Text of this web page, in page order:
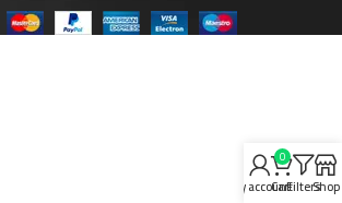
Shop
Filters
0
Cart
My account